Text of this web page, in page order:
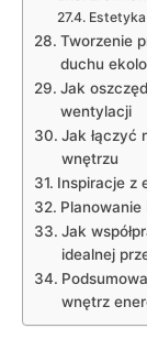
Tworzenie
duchu
Jak​
wentylacji
Jak łączyć
wnętrzu
Inspiracje z
Jak
idealnej
wnętrz